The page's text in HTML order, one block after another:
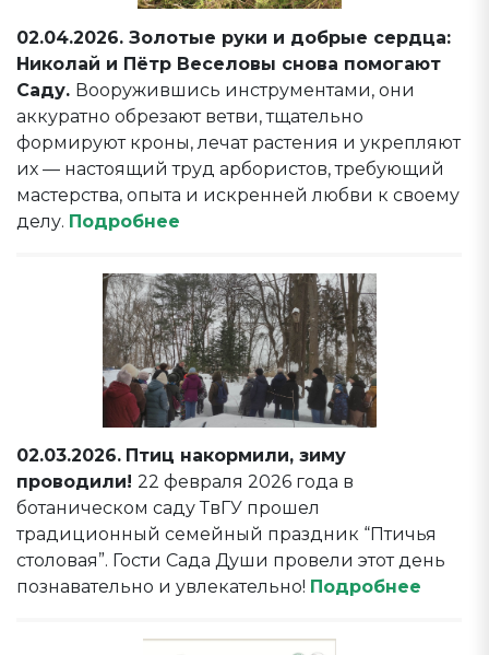
02.04.2026. Золотые руки и добрые сердца:
Николай и Пётр Веселовы снова помогают
Саду. Вооружившись инструментами, они
аккуратно обрезают ветви, тщательно
формируют кроны, лечат растения и укрепляют
их — настоящий труд арбористов, требующий
мастерства, опыта и искренней любви к своему
делу. Подробнее
02.03.2026. Птиц накормили, зиму
проводили! 22 февраля 2026 года в
ботаническом саду ТвГУ прошел
традиционный семейный праздник “Птичья
столовая”. Гости Сада Души провели этот день
познавательно и увлекательно! Подробнее